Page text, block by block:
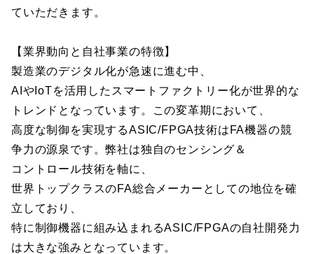
ていただきます。
【業界動向と自社事業の特徴】
製造業のデジタル化が急速に進む中、
AIやIoTを活用したスマートファクトリー化が世界的な
トレンドとなっています。この変革期において、
高度な制御を実現するASIC/FPGA技術はFA機器の競
争力の源泉です。弊社は独自のセンシング＆
コントロール技術を軸に、
世界トップクラスのFA総合メーカーとしての地位を確
立しており、
特に制御機器に組み込まれるASIC/FPGAの自社開発力
は大きな強みとなっています。